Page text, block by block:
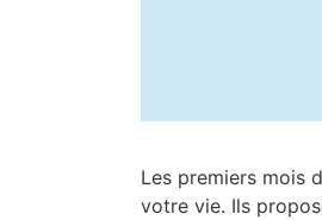
Les premiers mois
votre vie. Ils